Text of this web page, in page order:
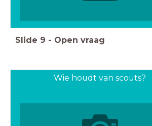
Slide 9 - Open vraag
Wie houdt van scouts?